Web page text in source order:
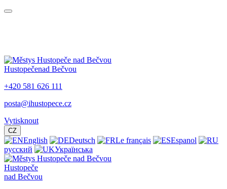
Hustopečenad Bečvou
+420 581 626 111
posta@ihustopece.cz
Vytisknout
CZ
English Deutsch Le français
Espanol
русский
Українська
Hustopeče
nad Bečvou